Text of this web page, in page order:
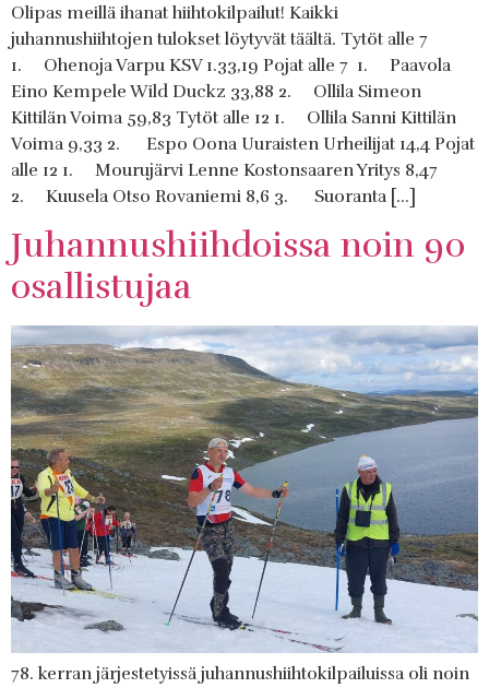
Olipas meillä ihanat hiihtokilpailut! Kaikki
juhannushiihtojen tulokset löytyvät täältä. Tytöt alle 7
1. Ohenoja Varpu KSV 1.33,19 Pojat alle 7 1. Paavola
Eino Kempele Wild Duckz 33,88 2. Ollila Simeon
Kittilän Voima 59,83 Tytöt alle 12 1. Ollila Sanni Kittilän
Voima 9,33 2. Espo Oona Uuraisten Urheilijat 14,4 Pojat
alle 12 1. Mourujärvi Lenne Kostonsaaren Yritys 8,47
2. Kuusela Otso Rovaniemi 8,6 3. Suoranta […]
Juhannushiihdoissa noin 90
osallistujaa
78. kerran järjestetyissä juhannushiihtokilpailuissa oli noin